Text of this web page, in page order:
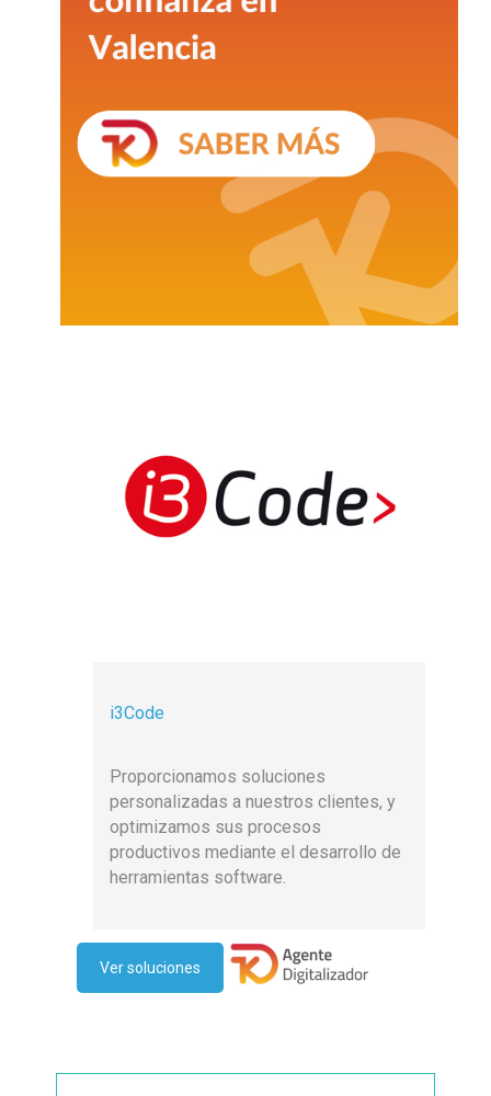
i3Code
Proporcionamos soluciones
personalizadas a nuestros clientes, y
optimizamos sus procesos
productivos mediante el desarrollo de
herramientas software.
Ver soluciones